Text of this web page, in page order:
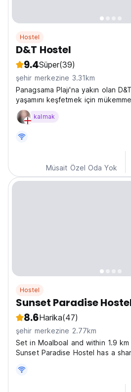
Hostel
D&T Hostel
9.4Süper(39)
şehir merkezine 3.31km
Panagsama Plajı'na yakın olan
yaşamını keşfetmek için
üssüdür. Dalış ve plaj severler
hostellerinden biri. (Auto-
kalmak
Müsait Özel Oda Yok
Hostel
Sunset Paradise
8.6Harika(47)
şehir merkezine 2.77km
Set in Moalboal and within 1.9 km
Sunset Paradise Hostel has a
Kawasan Falls is 25 km from the
Church is 24 km away. At the